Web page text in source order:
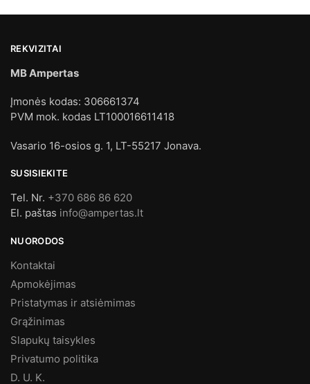
REKVIZITAI
MB Ampertas
Įmonės kodas: 306661374
PVM mok. kodas LT100016611418
Vasario 16-osios g. 1, LT-55217 Jonava.
SUSISIEKITE
Tel. Nr. +370 686 86 620
El. paštas info@ampertas.lt
NUORODOS
Kontaktai
Apmokėjimas
Pristatymas ir atsiėmimas
Grąžinimas
Slapukų taisykles
Privatumo politika
D. U. K.